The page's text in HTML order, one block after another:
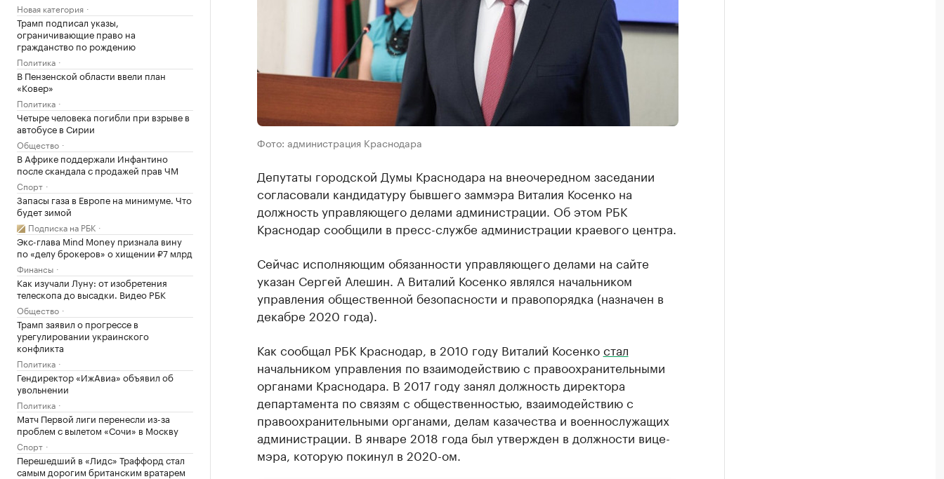
Новая категория
Трамп подписал указы,
ограничивающие право на
гражданство по рождению
Политика
В Пензенской области ввели план
«Ковер»
Политика
Четыре человека погибли при взрыве в
автобусе в Сирии
Общество
В Африке поддержали Инфантино
после скандала с продажей прав ЧМ
Спорт
Запасы газа в Европе на минимуме. Что
будет зимой
Подписка на РБК
Экс-глава Mind Money признала вину
по «делу брокеров» о хищении ₽7 млрд
Финансы
Как изучали Луну: от изобретения
телескопа до высадки. Видео РБК
Общество
Трамп заявил о прогрессе в
урегулировании украинского
конфликта
Политика
Гендиректор «ИжАвиа» объявил об
увольнении
Политика
Матч Первой лиги перенесли из-за
проблем с вылетом «Сочи» в Москву
Спорт
Перешедший в «Лидс» Траффорд стал
самым дорогим британским вратарем
Фото: администрация Краснодара
Депутаты городской Думы Краснодара на внеочередном заседании
согласовали кандидатуру бывшего заммэра Виталия Косенко на
должность управляющего делами администрации. Об этом РБК
Краснодар сообщили в пресс-службе администрации краевого центра.
Сейчас исполняющим обязанности управляющего делами на сайте
указан Сергей Алешин. А Виталий Косенко являлся начальником
управления общественной безопасности и правопорядка (назначен в
декабре 2020 года).
Как сообщал РБК Краснодар, в 2010 году Виталий Косенкостал
начальником управления по взаимодействию с правоохранительными
органами Краснодара. В 2017 году занял должность директора
департамента по связям с общественностью, взаимодействию с
правоохранительными органами, делам казачества и военнослужащих
администрации. В январе 2018 года был утвержден в должности вице-
мэра, которую покинул в 2020-ом.